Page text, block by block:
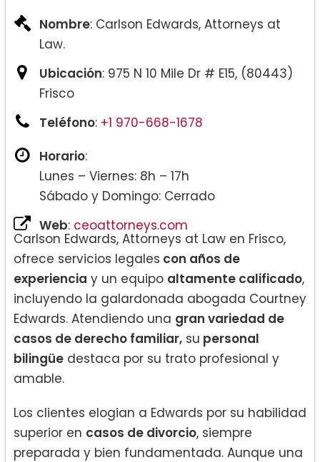
Nombre: Carlson Edwards, Attorneys at
Law.
Ubicación: 975 N 10 Mile Dr # E15, (80443)
Frisco
Teléfono: +1 970-668-1678
Horario:
Lunes – Viernes: 8h – 17h
Sábado y Domingo: Cerrado
Web: ceoattorneys.com
Carlson Edwards, Attorneys at Law en Frisco,
ofrece servicios legales con años de
experiencia y un equipo altamente calificado,
incluyendo la galardonada abogada Courtney
Edwards. Atendiendo una gran variedad de
casos de derecho familiar, su personal
bilingüe destaca por su trato profesional y
amable.
Los clientes elogian a Edwards por su habilidad
superior en casos de divorcio, siempre
preparada y bien fundamentada. Aunque una